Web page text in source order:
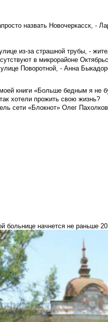
назвать Новочеркасск, -
из-за страшной трубы, -
в микрорайоне
Поворотной, - Анна
книги «Больше бедным я не
хотели прожить свою жизнь?
сети «Блокнот» Олег Пахолков
больнице начнется не раньше